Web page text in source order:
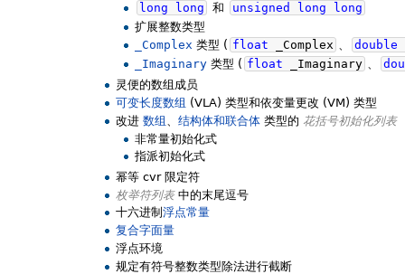
long
long 和 unsigned long
long
扩展整数类型
_Complex 类型 ( float _Complex double
_Imaginary类型 ( float _Imaginary
灵便的数组成员
可变长度数组 (VLA) 类型和依变量更改 (VM) 类型
改进数组 、结构体和联合体 类型的 花括号初始化列表
非常量初始化式
指派初始化式
幂等 cvr 限定符
枚举符列表中的末尾逗号
十六进制浮点常量
复合字面量
浮点环境
规定有符号整数类型除法进行截断